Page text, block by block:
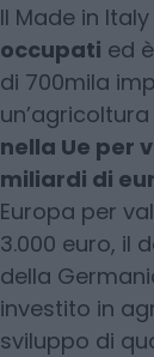
Il Made in
occupati ed
di 700mila
nella Ue per
miliardi di
Europa per
3.000 euro, il
della
investito in
sviluppo di